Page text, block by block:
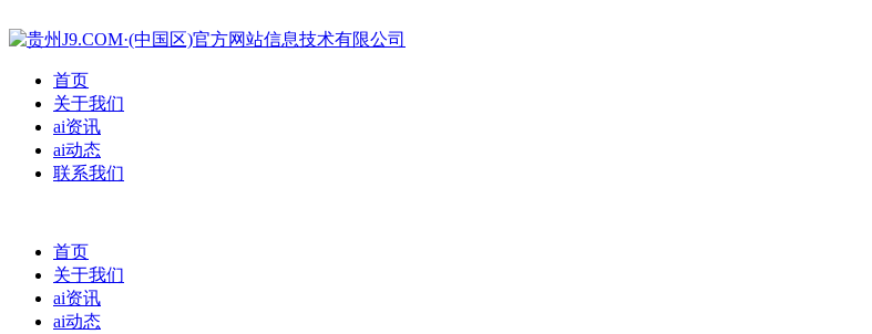
首页
关于我们
ai资讯
ai动态
联系我们
首页
关于我们
ai资讯
ai动态